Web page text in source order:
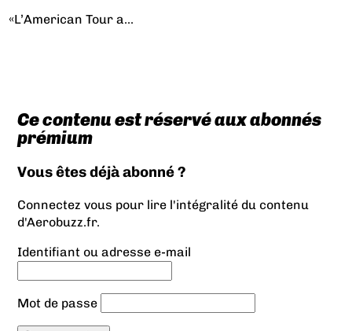
«L’American Tour a...
Ce contenu est réservé aux abonnés
prémium
Vous êtes déjà abonné ?
Connectez vous pour lire l'intégralité du contenu
d'Aerobuzz.fr.
Identifiant ou adresse e-mail
Mot de passe